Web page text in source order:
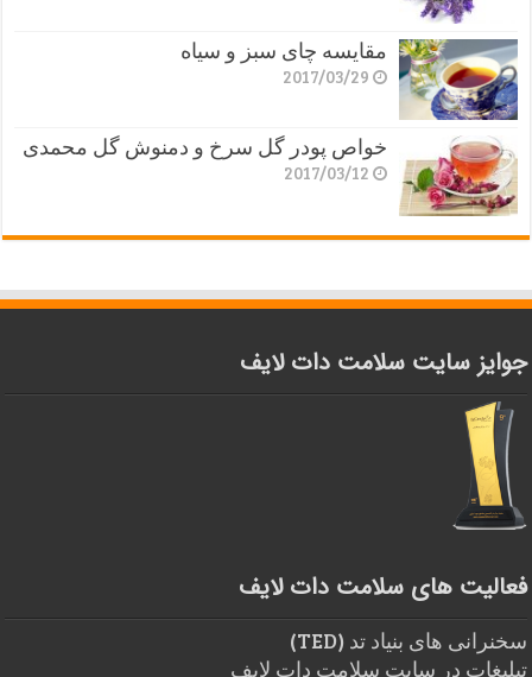
مقایسه چای سبز و سیاه
2017/03/29
خواص پودر گل سرخ و دمنوش گل محمدی
2017/03/12
جوایز سایت سلامت دات لایف
فعالیت های سلامت دات لایف
سخنرانی های بنیاد تد (TED)
تبلیغات در سایت سلامت دات لایف